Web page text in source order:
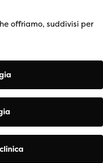
offriamo, suddivisi per